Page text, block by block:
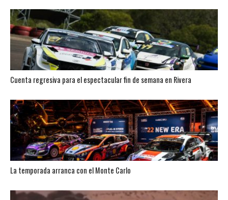
Cuenta regresiva para el espectacular fin de semana en Rivera
La temporada arranca con el Monte Carlo